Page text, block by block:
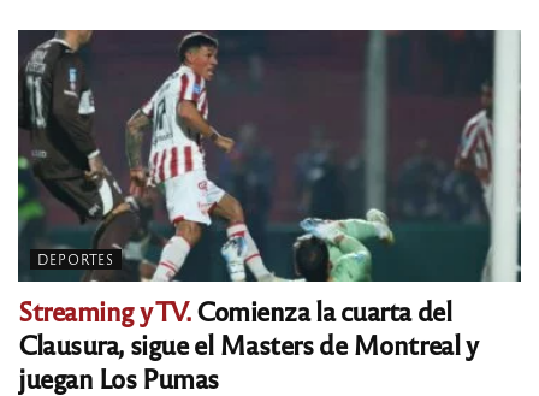
DEPORTES
Streaming y TV.Comienza la cuarta del
Clausura, sigue el Masters de Montreal y
juegan Los Pumas